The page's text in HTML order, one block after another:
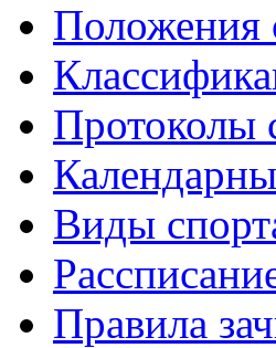
Положения
Протоколы
Виды
Правила